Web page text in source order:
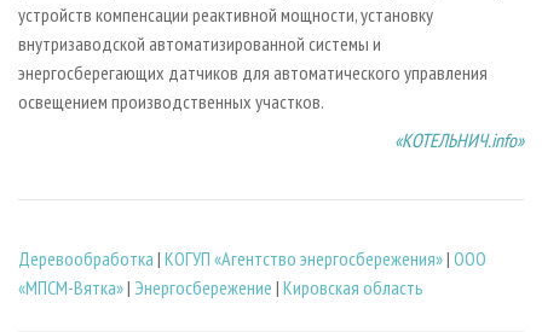
устройств компенсации реактивной мощности, установку
внутризаводской автоматизированной системы и
энергосберегающих датчиков для автоматического управления
освещением производственных участков.
«КОТЕЛЬНИЧ.info»
Деревообработка | КОГУП «Агентство энергосбережения»| ООО
«МПСМ-Вятка»| Энергосбережение | Кировская область